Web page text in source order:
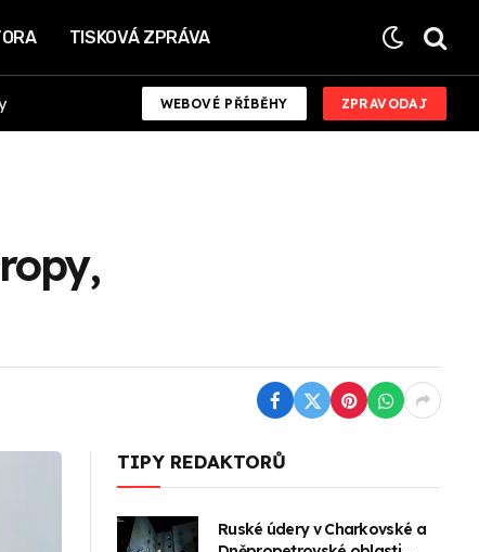
TISKOVÁ ZPRÁVA
WEBOVÉ PŘÍBĚHY ZPRAVODAJ
TIPY REDAKTORŮ
Ruské údery v Charkovské a